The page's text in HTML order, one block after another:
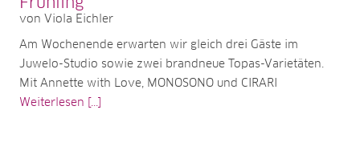
Frühling
von Viola Eichler
Am Wochenende erwarten wir gleich drei Gäste im
Juwelo-Studio sowie zwei brandneue Topas-Varietäten.
Mit Annette with Love, MONOSONO und CIRARI
Weiterlesen [...]